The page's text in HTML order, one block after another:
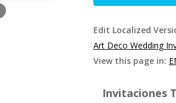
Edit Localized
Art Deco Wedding
View this page in:
Invitaciones